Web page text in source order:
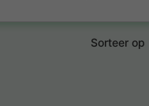
Sorteer op